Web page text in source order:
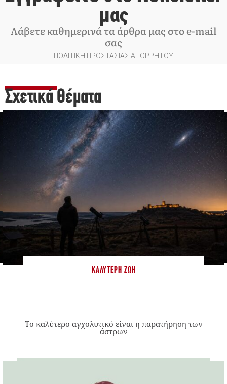
μας
Λάβετε καθημερινά τα άρθρα μας στο e-mail
σας
ΠΟΛΙΤΙΚΗ ΠΡΟΣΤΑΣΙΑΣ ΑΠΟΡΡΗΤΟΥ
Σχετικά Θέματα
ΚΑΛΎΤΕΡΗ ΖΩΉ
Το καλύτερο αγχολυτικό είναι η παρατήρηση των
άστρων